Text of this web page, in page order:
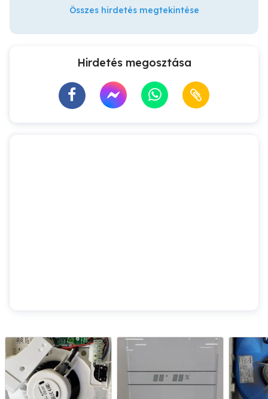
Összes hirdetés megtekintése
Hirdetés megosztása